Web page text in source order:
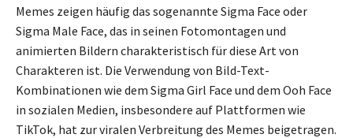
Memes zeigen häufig das sogenannte Sigma Face oder
Sigma Male Face, das in seinen Fotomontagen und
animierten Bildern charakteristisch für diese Art von
Charakteren ist. Die Verwendung von Bild-Text-
Kombinationen wie dem Sigma Girl Face und dem Ooh Face
in sozialen Medien, insbesondere auf Plattformen wie
TikTok, hat zur viralen Verbreitung des Memes beigetragen.